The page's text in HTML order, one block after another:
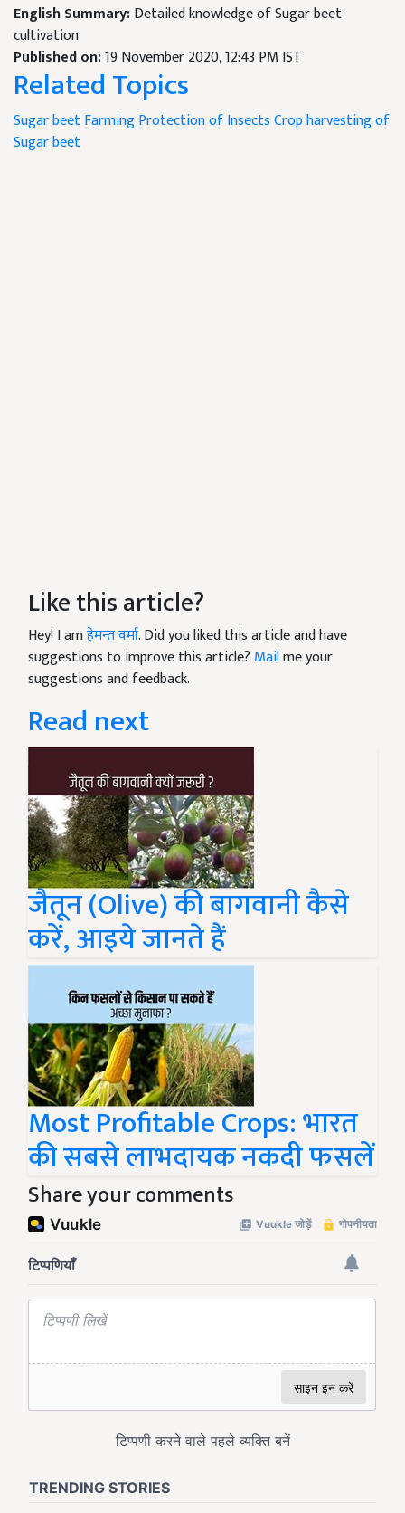
English Summary:Detailed knowledge of Sugar beet
cultivation
Published on:19 November 2020, 12:43 PM IST
Related Topics
Sugar beet FarmingProtection of InsectsCrop harvesting of
Sugar beet
Like this article?
Hey! I amहेमन्त वर्मा. Did you liked this article and have
suggestions to improve this article? Mailme your
suggestions and feedback.
Read next
जैतून (Olive) की बागवानी कैसे
करें, आइये जानते हैं
Most Profitable Crops: भारत
की सबसे लाभदायक नकदी फसलें
Share your comments